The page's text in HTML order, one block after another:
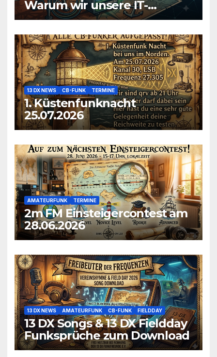
Warum wir unsere IT-
Infrastruktur konsolidieren
13 DX NEWS CB-FUNK TERMINE
1. Küstenfunknacht
25.07.2026
AMATEURFUNK TERMINE
2m FM Einsteigercontest am
28.06.2026
13 DX NEWS AMATEURFUNK CB-FUNK FIELDDAY
13 DX Songs & 13 DX Fieldday
Funksprüche zum Download